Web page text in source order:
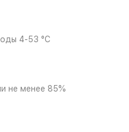
4-53 °С
не менее 85%